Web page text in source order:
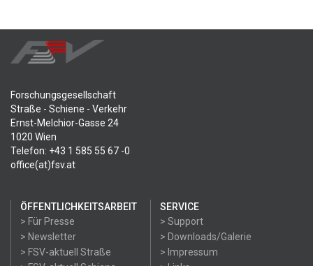
Forschungsgesellschaft
Straße - Schiene - Verkehr
Ernst-Melchior-Gasse 24
1020 Wien
Telefon: +43 1 585 55 67 -0
office(at)fsv.at
ÖFFENTLICHKEITSARBEIT
> Für Presse
> Newsletter
> FSV-aktuell Straße
SERVICE
> Support
> Downloads/Galerie
> Impressum